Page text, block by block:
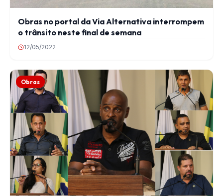
Obras no portal da Via Alternativa interrompem
o trânsito neste final de semana
12/05/2022
Obras